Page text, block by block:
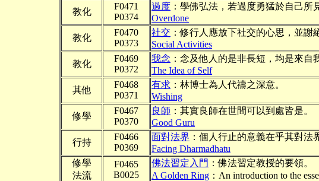
教化
F0471
P0374
過度 ：學佛弘法，若過度勇猛於自己所
Overdone
教化
F0470
P0373
社交 ：修行人應放下社交的心思，並謝
Social Activities
教化
F0469
P0372
我念 ：念及他人的是非長短，均是來自
The Idea of Self
其他
F0468
P0371
有求 ：林博士為人代禱之深意。
Wishing
修學
F0467
P0370
良師 ：其實良師在世間可以到處皆是。
Good Guru
行持
F0466
P0369
面對法界 ：個人行止的意義在乎其對法
Facing Dharmadhatu
修學
法流
F0465
B0025
佛法習定入門 ：佛法習定教授的要領。
A Golden Ring ：An introduction to the